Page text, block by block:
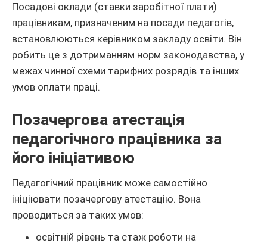
Посадові оклади (ставки заробітної плати)
працівникам, призначеним на посади педагогів,
встановлюються керівником закладу освіти. Він
робить це з дотриманням норм законодавства, у
межах чинної схеми тарифних розрядів та інших
умов оплати праці.
Позачергова атестація
педагогічного працівника за
його ініціативою
Педагогічний працівник може самостійно
ініціювати позачергову атестацію. Вона
проводиться за таких умов:
освітній рівень та стаж роботи на